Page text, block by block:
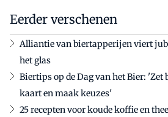
Eerder verschenen
Alliantie van biertapperijen viert
het glas
Biertips op de Dag van het Bier: 'Zet
kaart en maak keuzes'
25 recepten voor koude koffie en